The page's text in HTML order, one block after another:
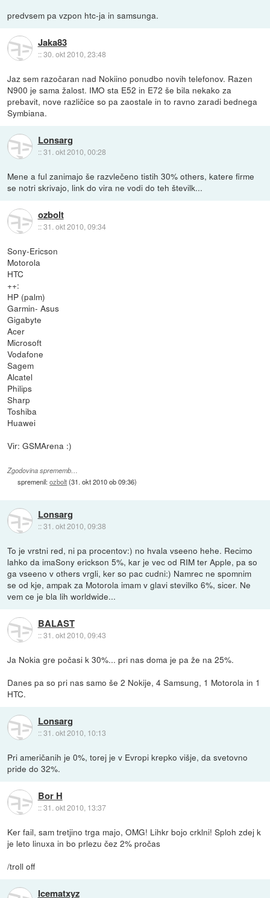
predvsem pa vzpon htc-ja in samsunga.
Jaka83
::30. okt 2010, 23:48
Jaz sem razočaran nad Nokiino ponudbo novih telefonov. Razen
N900 je sama žalost. IMO sta E52 in E72 še bila nekako za
prebavit, nove različice so pa zaostale in to ravno zaradi bednega
Symbiana.
Lonsarg
::31. okt 2010, 00:28
Mene a ful zanimajo še razvlečeno tistih 30% others, katere firme
se notri skrivajo, link do vira ne vodi do teh številk...
ozbolt
::31. okt 2010, 09:34
Sony-Ericson
Motorola
HTC
++:
HP (palm)
Garmin- Asus
Gigabyte
Acer
Microsoft
Vodafone
Sagem
Alcatel
Philips
Sharp
Toshiba
Huawei
Vir: GSMArena :)
Zgodovina sprememb…
spremenil:ozbolt(31. okt 2010 ob 09:36)
Lonsarg
::31. okt 2010, 09:38
To je vrstni red, ni pa procentov:) no hvala vseeno hehe. Recimo
lahko da imaSony erickson 5%, kar je vec od RIM ter Apple, pa so
ga vseeno v others vrgli, ker so pac cudni:) Namrec ne spomnim
se od kje, ampak za Motorola imam v glavi stevilko 6%, sicer. Ne
vem ce je bla lih worldwide...
BALAST
::31. okt 2010, 09:43
Ja Nokia gre počasi k 30%... pri nas doma je pa že na 25%.
Danes pa so pri nas samo še 2 Nokije, 4 Samsung, 1 Motorola in 1
HTC.
Lonsarg
::31. okt 2010, 10:13
Pri američanih je 0%, torej je v Evropi krepko višje, da svetovno
pride do 32%.
Bor H
::31. okt 2010, 13:37
Ker fail, sam tretjino trga majo, OMG! Lihkr bojo crklni! Sploh zdej k
je leto linuxa in bo prlezu čez 2% pročas
/troll off
Icematxyz